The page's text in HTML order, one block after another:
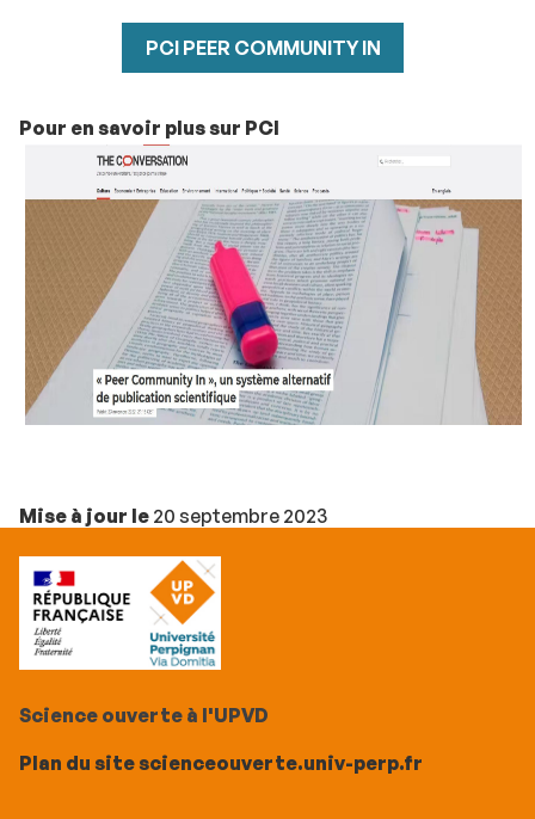
PCI PEER COMMUNITY IN
Pour en savoir plus sur PCI
Mise à jour le 20 septembre 2023
Science ouverte à l'UPVD
Plan du site scienceouverte.univ-perp.fr